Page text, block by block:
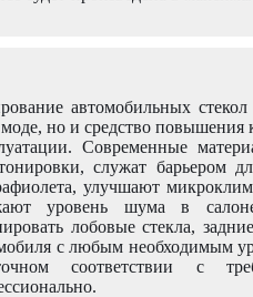
автомобильных
но и средство повышения
Современные
служат барьером
улучшают
уровень шума в
лобовые стекла,
с любым необходимым
соответствии с